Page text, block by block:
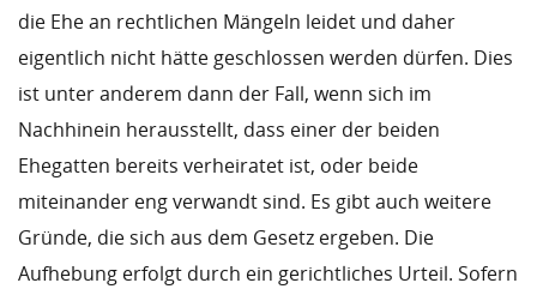
die Ehe an rechtlichen Mängeln leidet und daher
eigentlich nicht hätte geschlossen werden dürfen. Dies
ist unter anderem dann der Fall, wenn sich im
Nachhinein herausstellt, dass einer der beiden
Ehegatten bereits verheiratet ist, oder beide
miteinander eng verwandt sind. Es gibt auch weitere
Gründe, die sich aus dem Gesetz ergeben. Die
Aufhebung erfolgt durch ein gerichtliches Urteil. Sofern